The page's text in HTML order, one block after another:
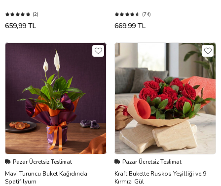
(2)
659,99 TL
(74)
669,99 TL
Pazar Ücretsiz Teslimat
Mavi Turuncu Buket Kağıdında
Spatifilyum
Pazar Ücretsiz Teslimat
Kraft Bukette Ruskos Yeşilliği ve 9
Kırmızı Gül